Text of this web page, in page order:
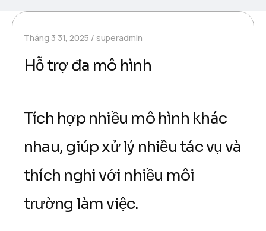
Tháng 3 31, 2025 superadmin
Hỗ trợ đa mô hình
Tích hợp nhiều mô hình khác
nhau, giúp xử lý nhiều tác vụ và
thích nghi với nhiều môi
trường làm việc.